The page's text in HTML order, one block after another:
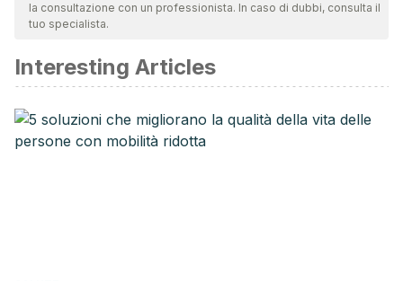
validità. La bibliografia di questo articolo è stata considerata
Liu, L. W. C. (2011). Chronic constipation: Current treatment
options. Canadian Journal of Gastroenterology.
https://doi.org/10.1155/2011/360463
Bae, S. H. (2014). Diets for Constipation. Pediatric
la consultazione con un professionista. In caso di dubbi, consulta il
tuo specialista.
Interesting Articles